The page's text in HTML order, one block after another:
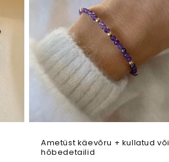
Ametüst käevõru + kullatud või
hõbedetailid